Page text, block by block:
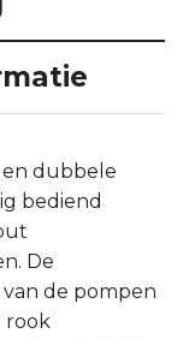
en dubbele
bediend
De
de pompen
rook